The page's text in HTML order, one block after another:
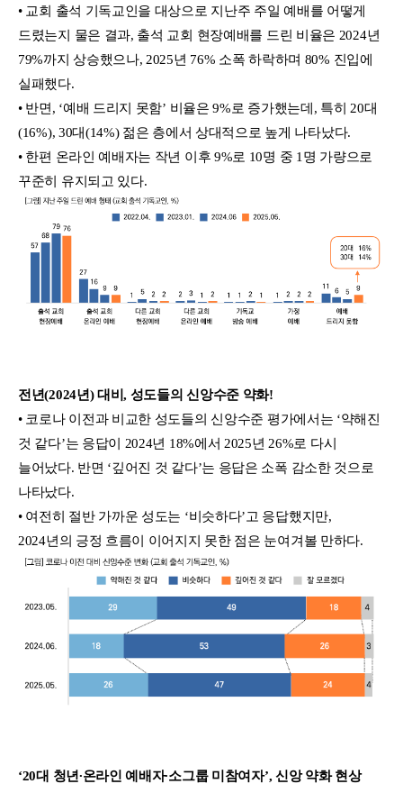
• 교회 출석 기독교인을 대상으로 지난주 주일 예배를 어떻게
드렸는지 물은 결과, 출석 교회 현장예배를 드린 비율은 2024년
79%까지 상승했으나, 2025년 76% 소폭 하락하며 80% 진입에
실패했다.
• 반면, ‘예배 드리지 못함’ 비율은 9%로 증가했는데, 특히 20대
(16%), 30대(14%) 젊은 층에서 상대적으로 높게 나타났다.
• 한편 온라인 예배자는 작년 이후 9%로 10명 중 1명 가량으로
꾸준히 유지되고 있다.
전년(2024년) 대비, 성도들의 신앙수준 약화!
• 코로나 이전과 비교한 성도들의 신앙수준 평가에서는 ‘약해진
것 같다’는 응답이 2024년 18%에서 2025년 26%로 다시
늘어났다. 반면 ‘깊어진 것 같다’는 응답은 소폭 감소한 것으로
나타났다.
• 여전히 절반 가까운 성도는 ‘비슷하다’고 응답했지만,
2024년의 긍정 흐름이 이어지지 못한 점은 눈여겨볼 만하다.
‘20대 청년∙온라인 예배자∙소그룹 미참여자’, 신앙 약화 현상